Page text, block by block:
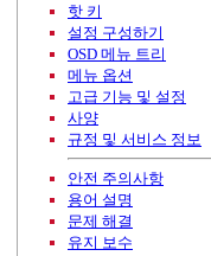
핫 키
설정 구성하기
OSD 메뉴 트리
메뉴 옵션
고급 기능 및 설정
사양
규정 및 서비스 정보
안전 주의사항
용어 설명
문제 해결
유지 보수